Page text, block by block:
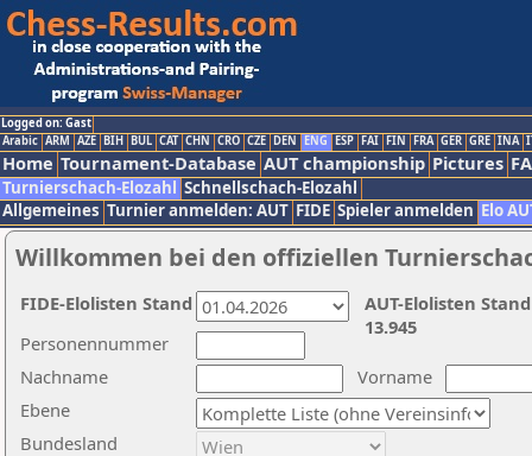
Logged on: Gast
Arabic ARM AZE BIH BUL CAT CHN CRO CZE DEN ENG ESP FAI FIN FRA GER GRE INA
Home Tournament-Database AUT championship Pictures
Turnierschach-Elozahl Schnellschach-Elozahl
Allgemeines Turnier anmelden: AUT FIDE Spieler anmelden Elo
Willkommen bei den offiziellen
Nachname
Vorname
Ebene
Personennummer
Bundesland
AUT-Elolisten
13.945
FIDE-Elolisten Stand